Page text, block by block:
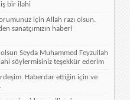
bir ilahi
için Allah razı olsun.
sanatçımızın haberi
olsun Seyda Muhammed Feyzullah
söylermisiniz teşekkür ederim
Haberdar ettiğin için ve